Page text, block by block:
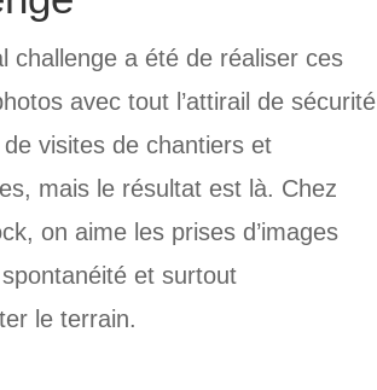
challenge a été de réaliser ces
avec tout l’attirail de sécurité
visites de chantiers et
mais le résultat est là. Chez
on aime les prises d’images
et surtout
le terrain.